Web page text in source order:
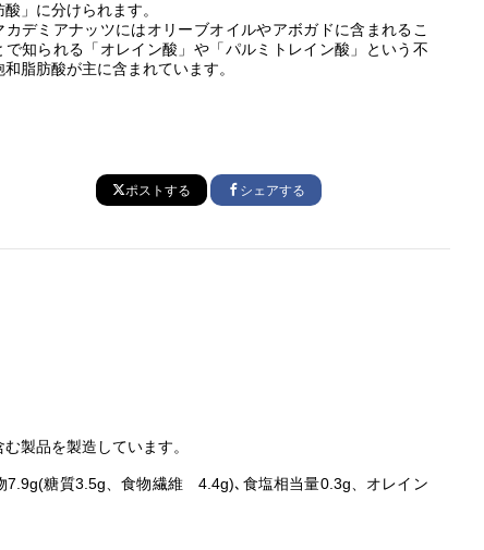
酸」に分けられます。
カデミアナッツにはオリーブオイルやアボガドに含まれるこ
で知られる「オレイン酸」や「パルミトレイン酸」という不
和脂肪酸が主に含まれています。
ポストする シェアする
製品を製造しています。
糖質3.5g、食物繊維 4.4g)､食塩相当量0.3g、オレイン